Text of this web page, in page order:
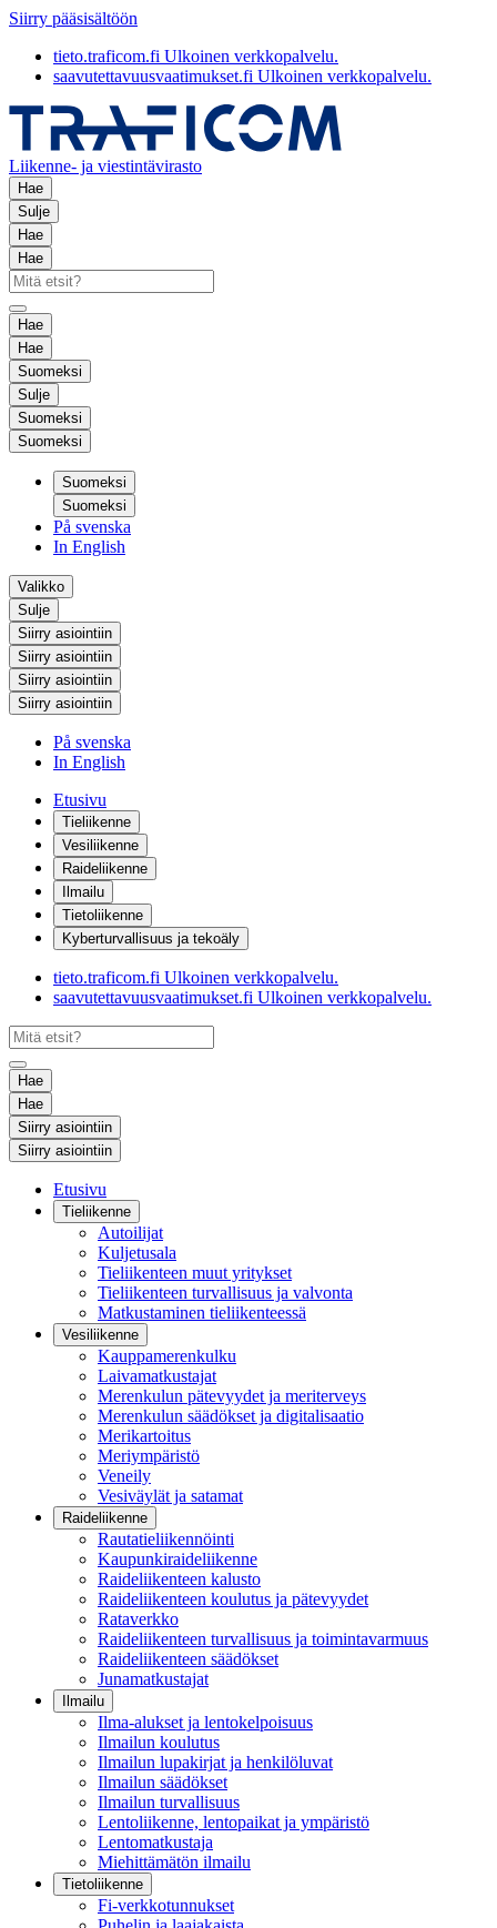
Siirry pääsisältöön
tieto.traficom.fi Ulkoinen verkkopalvelu.
saavutettavuusvaatimukset.fi Ulkoinen verkkopalvelu.
Liikenne- ja viestintävirasto
Hae
Sulje
Hae
Hae
Hae
Hae
Suomeksi
Sulje
Suomeksi
Suomeksi
Suomeksi
Suomeksi
På svenska
In English
Valikko
Sulje
Siirry asiointiin
Siirry asiointiin
Siirry asiointiin
Siirry asiointiin
På svenska
In English
Etusivu
Tieliikenne
Vesiliikenne
Raideliikenne
Ilmailu
Tietoliikenne
Kyberturvallisuus ja tekoäly
tieto.traficom.fi Ulkoinen verkkopalvelu.
saavutettavuusvaatimukset.fi Ulkoinen verkkopalvelu.
Hae
Hae
Siirry asiointiin
Siirry asiointiin
Etusivu
Tieliikenne
Autoilijat
Kuljetusala
Tieliikenteen muut yritykset
Tieliikenteen turvallisuus ja valvonta
Matkustaminen tieliikenteessä
Vesiliikenne
Kauppamerenkulku
Laivamatkustajat
Merenkulun pätevyydet ja meriterveys
Merenkulun säädökset ja digitalisaatio
Merikartoitus
Meriympäristö
Veneily
Vesiväylät ja satamat
Raideliikenne
Rautatieliikennöinti
Kaupunkiraideliikenne
Raideliikenteen kalusto
Raideliikenteen koulutus ja pätevyydet
Rataverkko
Raideliikenteen turvallisuus ja toimintavarmuus
Raideliikenteen säädökset
Junamatkustajat
Ilmailu
Ilma-alukset ja lentokelpoisuus
Ilmailun koulutus
Ilmailun lupakirjat ja henkilöluvat
Ilmailun säädökset
Ilmailun turvallisuus
Lentoliikenne, lentopaikat ja ympäristö
Lentomatkustaja
Miehittämätön ilmailu
Tietoliikenne
Fi-verkkotunnukset